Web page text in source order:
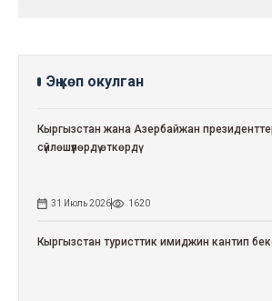
Эң көп окулган
Кыргызстан жана Азербайжан
сүйлөшүүлөрдү өткөрдү
31 Июль 2026 1620
Кыргызстан туристтик имиджин кантип